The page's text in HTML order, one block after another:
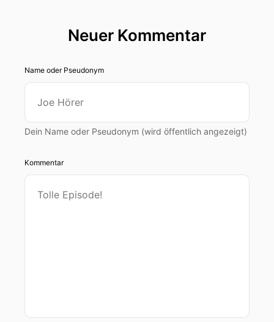
Neuer Kommentar
Name oder Pseudonym
Dein Name oder Pseudonym (wird öffentlich angezeigt)
Kommentar